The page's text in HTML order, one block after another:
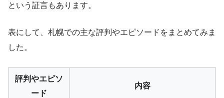
という証言もあります。
表にして、札幌での主な評判やエピソードをまとめてみま
した。
評判やエピソ
ード
内容